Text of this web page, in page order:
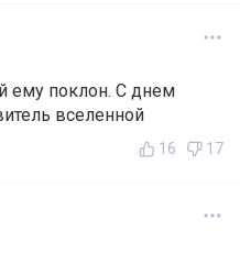
ему поклон. С днем
вселенной
16 17